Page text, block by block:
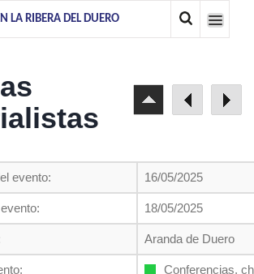
LA RIBERA DEL DUERO
evento: 16/05/2025
18/05/2025
Aranda de Duero
Conferencias,